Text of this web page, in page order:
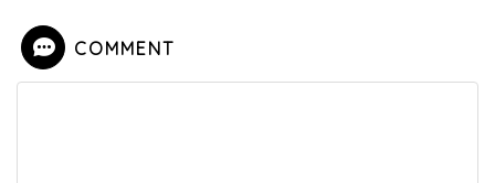
COMMENT